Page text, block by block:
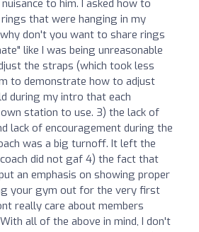
to him. I asked how to
that were hanging in my
don't you want to share rings
like I was being unreasonable
the straps (which took less
to demonstrate how to adjust
during my intro that each
station to use. 3) the lack of
lack of encouragement during the
was a big turnoff. It left the
did not gaf 4) the fact that
an emphasis on showing proper
your gym out for the very first
really care about members
all of the above in mind, I don't